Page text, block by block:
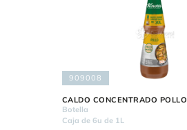
909008
CALDO CONCENTRADO POLLO
Botella
Caja de 6u de 1L